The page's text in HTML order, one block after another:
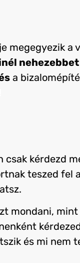
megegyezik a
a
csak kérdezd
teszed fel
mondani,
és mi nem